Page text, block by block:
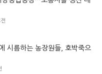
시름하는 농장원들, 호박죽으